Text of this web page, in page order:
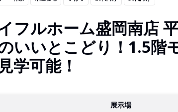
フルホーム盛岡南店
いいとこどり！1.5階
学可能！
展示場